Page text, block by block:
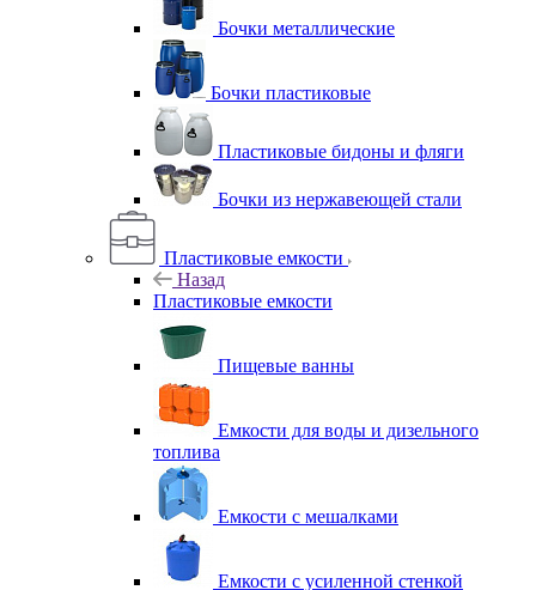
Бочки металлические
Бочки пластиковые
Пластиковые бидоны и фляги
Бочки из нержавеющей стали
Пластиковые емкости
Назад
Пластиковые емкости
Пищевые ванны
Емкости для воды и дизельного
топлива
Емкости с мешалками
Емкости с усиленной стенкой